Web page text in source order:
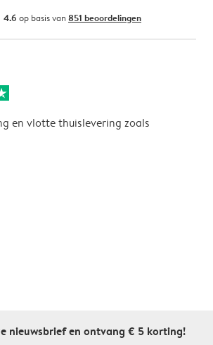
4.6 op basis van 851 beoordelingen
en vlotte thuislevering zoals
pagination
nieuwsbrief en ontvang € 5 korting!